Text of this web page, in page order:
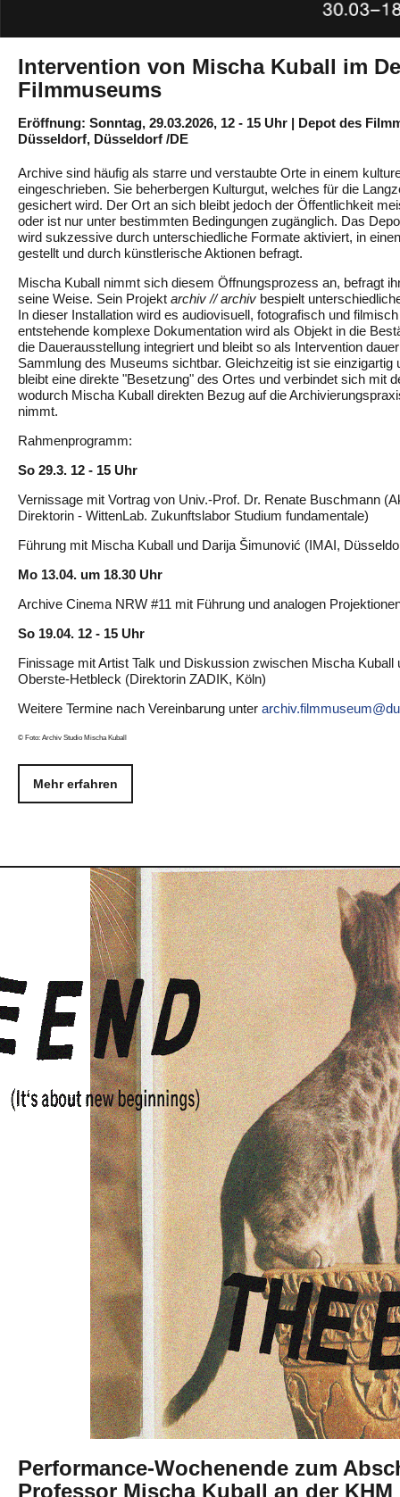
Intervention von Mischa Kuball im
Filmmuseums
Eröffnung: Sonntag, 29.03.2026, 12 - 15 Uhr | Depot des
Düsseldorf, Düsseldorf /DE
Archive sind häufig als starre und verstaubte Orte in einem
eingeschrieben. Sie beherbergen Kulturgut, welches für die
gesichert wird. Der Ort an sich bleibt jedoch der Öffentlichkeit
oder ist nur unter bestimmten Bedingungen zugänglich. Das
wird sukzessive durch unterschiedliche Formate aktiviert, in
gestellt und durch künstlerische Aktionen befragt.
Mischa Kuball nimmt sich diesem Öffnungsprozess an, befragt
seine Weise. Sein Projekt archiv // archiv bespielt
In dieser Installation wird es audiovisuell, fotografisch und
entstehende komplexe Dokumentation wird als Objekt in die
die Dauerausstellung integriert und bleibt so als Intervention
Sammlung des Museums sichtbar. Gleichzeitig ist sie einzigartig
bleibt eine direkte "Besetzung" des Ortes und verbindet sich mit
wodurch Mischa Kuball direkten Bezug auf die
nimmt.
Rahmenprogramm:
So 29.3. 12 - 15 Uhr
Vernissage mit Vortrag von Univ.-Prof. Dr. Renate Buschmann
Direktorin - WittenLab. Zukunftslabor Studium fundamentale)
Führung mit Mischa Kuball und Darija Šimunović (IMAI,
Mo 13.04. um 18.30 Uhr
Archive Cinema NRW #11 mit Führung und analogen
So 19.04. 12 - 15 Uhr
Finissage mit Artist Talk und Diskussion zwischen Mischa Kuball
Oberste-Hetbleck (Direktorin ZADIK, Köln)
Weitere Termine nach Vereinbarung unter
© Foto: Archiv Studio Mischa Kuball
Mehr erfahren
Performance-Wochenende zum
Professor Mischa Kuball an der KHM